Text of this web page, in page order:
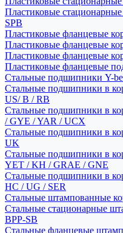
Пластиковые
SPB
Пластиковые фланцевые
Пластиковые фланцевые
Пластиковые фланцевые
Пластиковые фланцевые
Стальные подшипники Y-
Стальные подшипники в
US/ B / RB
Стальные подшипники в
/ GYE / YAR / UCX
Стальные подшипники в
UK
Стальные подшипники в
YET / KH / GRAE / GNE
Стальные подшипники в
HC / UG / SER
Стальные штампованные
Стальные стационарные
BPP-SB
Стальные фланцевые